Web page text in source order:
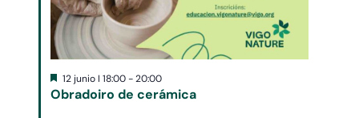
Obradoiro de cerámica
Destacado
12 junio I 18:00-20:00